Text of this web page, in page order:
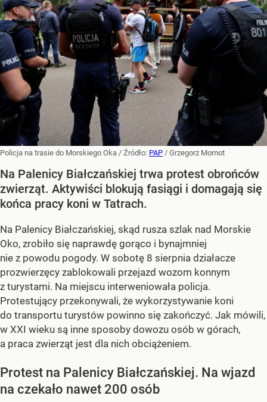
Policja na trasie do Morskiego Oka / Źródło: PAP / Grzegorz Momot
Na Palenicy Białczańskiej trwa protest obrońców
zwierząt. Aktywiści blokują fasiągi i domagają się
końca pracy koni w Tatrach.
Na Palenicy Białczańskiej, skąd rusza szlak nad Morskie
Oko, zrobiło się naprawdę gorąco i bynajmniej
nie z powodu pogody. W sobotę 8 sierpnia działacze
prozwierzęcy zablokowali przejazd wozom konnym
z turystami. Na miejscu interweniowała policja.
Protestujący przekonywali, że wykorzystywanie koni
do transportu turystów powinno się zakończyć. Jak mówili,
w XXI wieku są inne sposoby dowozu osób w górach,
a praca zwierząt jest dla nich obciążeniem.
Protest na Palenicy Białczańskiej. Na wjazd
na czekało nawet 200 osób